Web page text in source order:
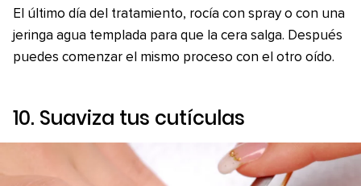
El último día del tratamiento, rocía con spray o con una
jeringa agua templada para que la cera salga. Después
puedes comenzar el mismo proceso con el otro oído.
10. Suaviza tus cutículas